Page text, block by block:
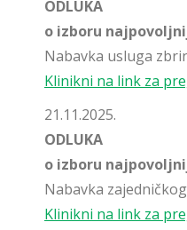
ODLUKA
o izboru
Nabavka usluga
Klinikni na link za
21.11.2025.
ODLUKA
o izboru
Nabavka
Klinikni na link za